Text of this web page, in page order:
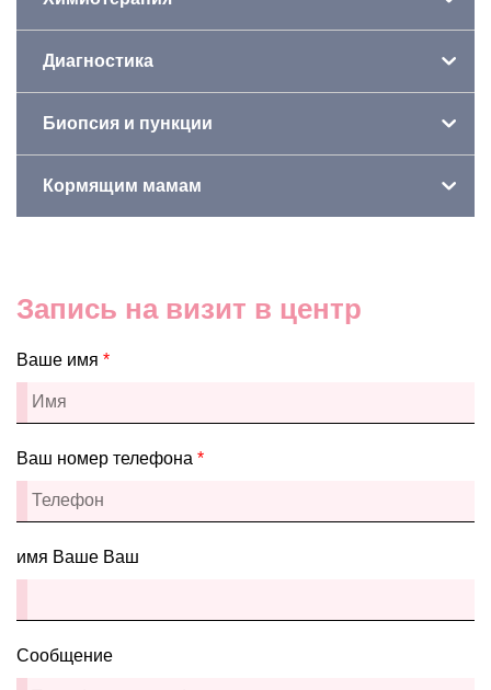
Диагностика
Биопсия и пункции
Кормящим мамам
Запись на визит в центр
Ваше имя *
Ваш номер телефона *
имя Ваше Ваш
Сообщение